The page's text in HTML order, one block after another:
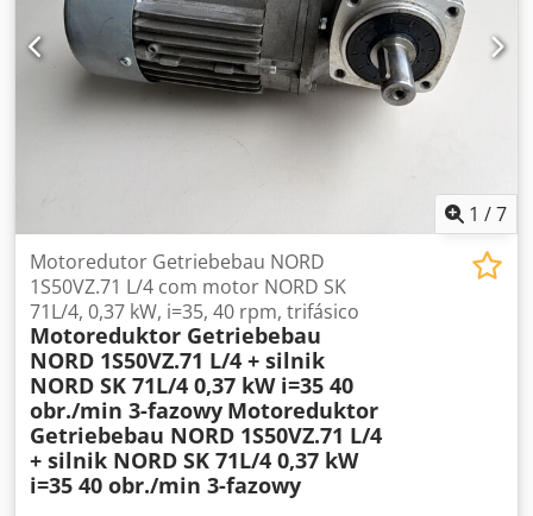
1 /7
Motoredutor Getriebebau NORD
1S50VZ.71 L/4 com motor NORD SK
71L/4, 0,37 kW, i=35, 40 rpm, trifásico
Motoreduktor Getriebebau
NORD 1S50VZ.71 L/4 + silnik
NORD SK 71L/4 0,37 kW i=35 40
obr./min 3-fazowy Motoreduktor
Getriebebau NORD 1S50VZ.71 L/4
+ silnik NORD SK 71L/4 0,37 kW
i=35 40 obr./min 3-fazowy